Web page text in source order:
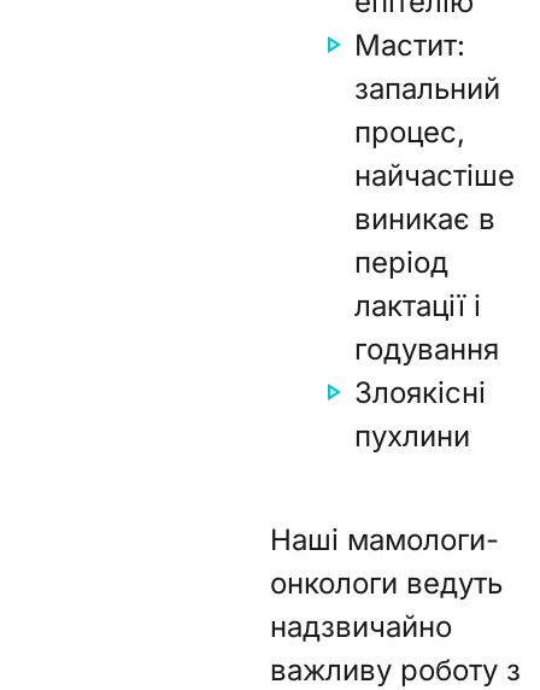
Мастит:
запальний
процес,
найчастіше
виникає в
період
лактації і
годування
Злоякісні
пухлини
Наші мамологи-
онкологи ведуть
надзвичайно
важливу роботу з